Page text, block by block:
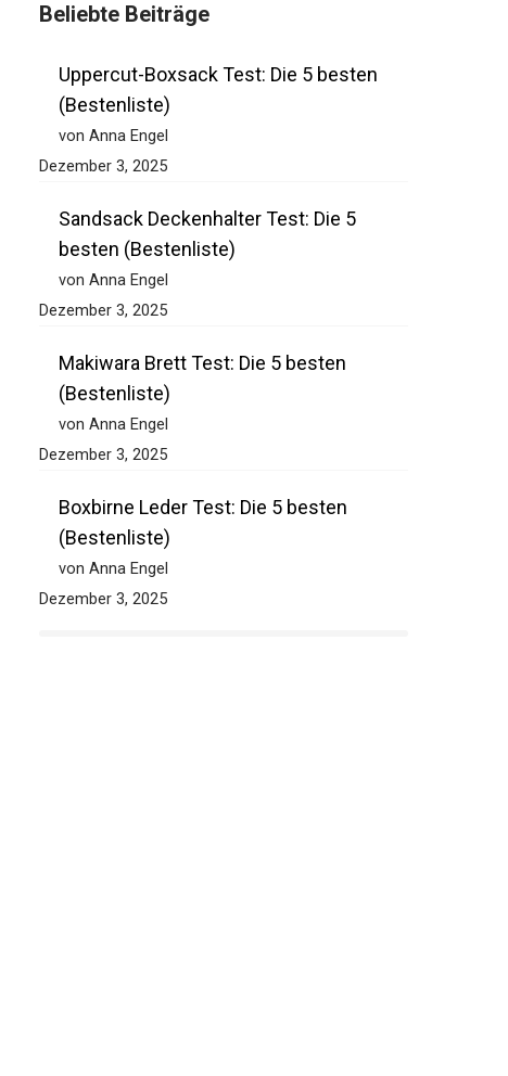
Beliebte Beiträge
Uppercut-Boxsack Test: Die 5 besten
(Bestenliste)
von Anna Engel
Dezember 3, 2025
Sandsack Deckenhalter Test: Die 5
besten (Bestenliste)
von Anna Engel
Dezember 3, 2025
Makiwara Brett Test: Die 5 besten
(Bestenliste)
von Anna Engel
Dezember 3, 2025
Boxbirne Leder Test: Die 5 besten
(Bestenliste)
von Anna Engel
Dezember 3, 2025